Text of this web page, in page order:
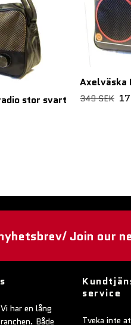
stor svart
Axelväska
349 SEK
Join our
har en lång
Både
service
Tveka inte